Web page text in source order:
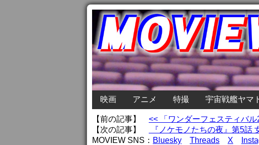
映画 アニメ 特撮 宇宙戦艦ヤマ
【前の記事】 << 「ワンダーフェスティバ
【次の記事】
『ノケモノたちの夜』第5話
MOVIEW SNS： Bluesky Threads X